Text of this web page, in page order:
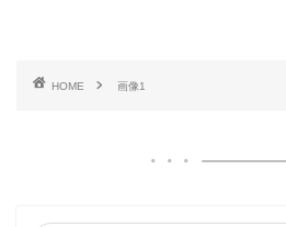
HOME 画像1